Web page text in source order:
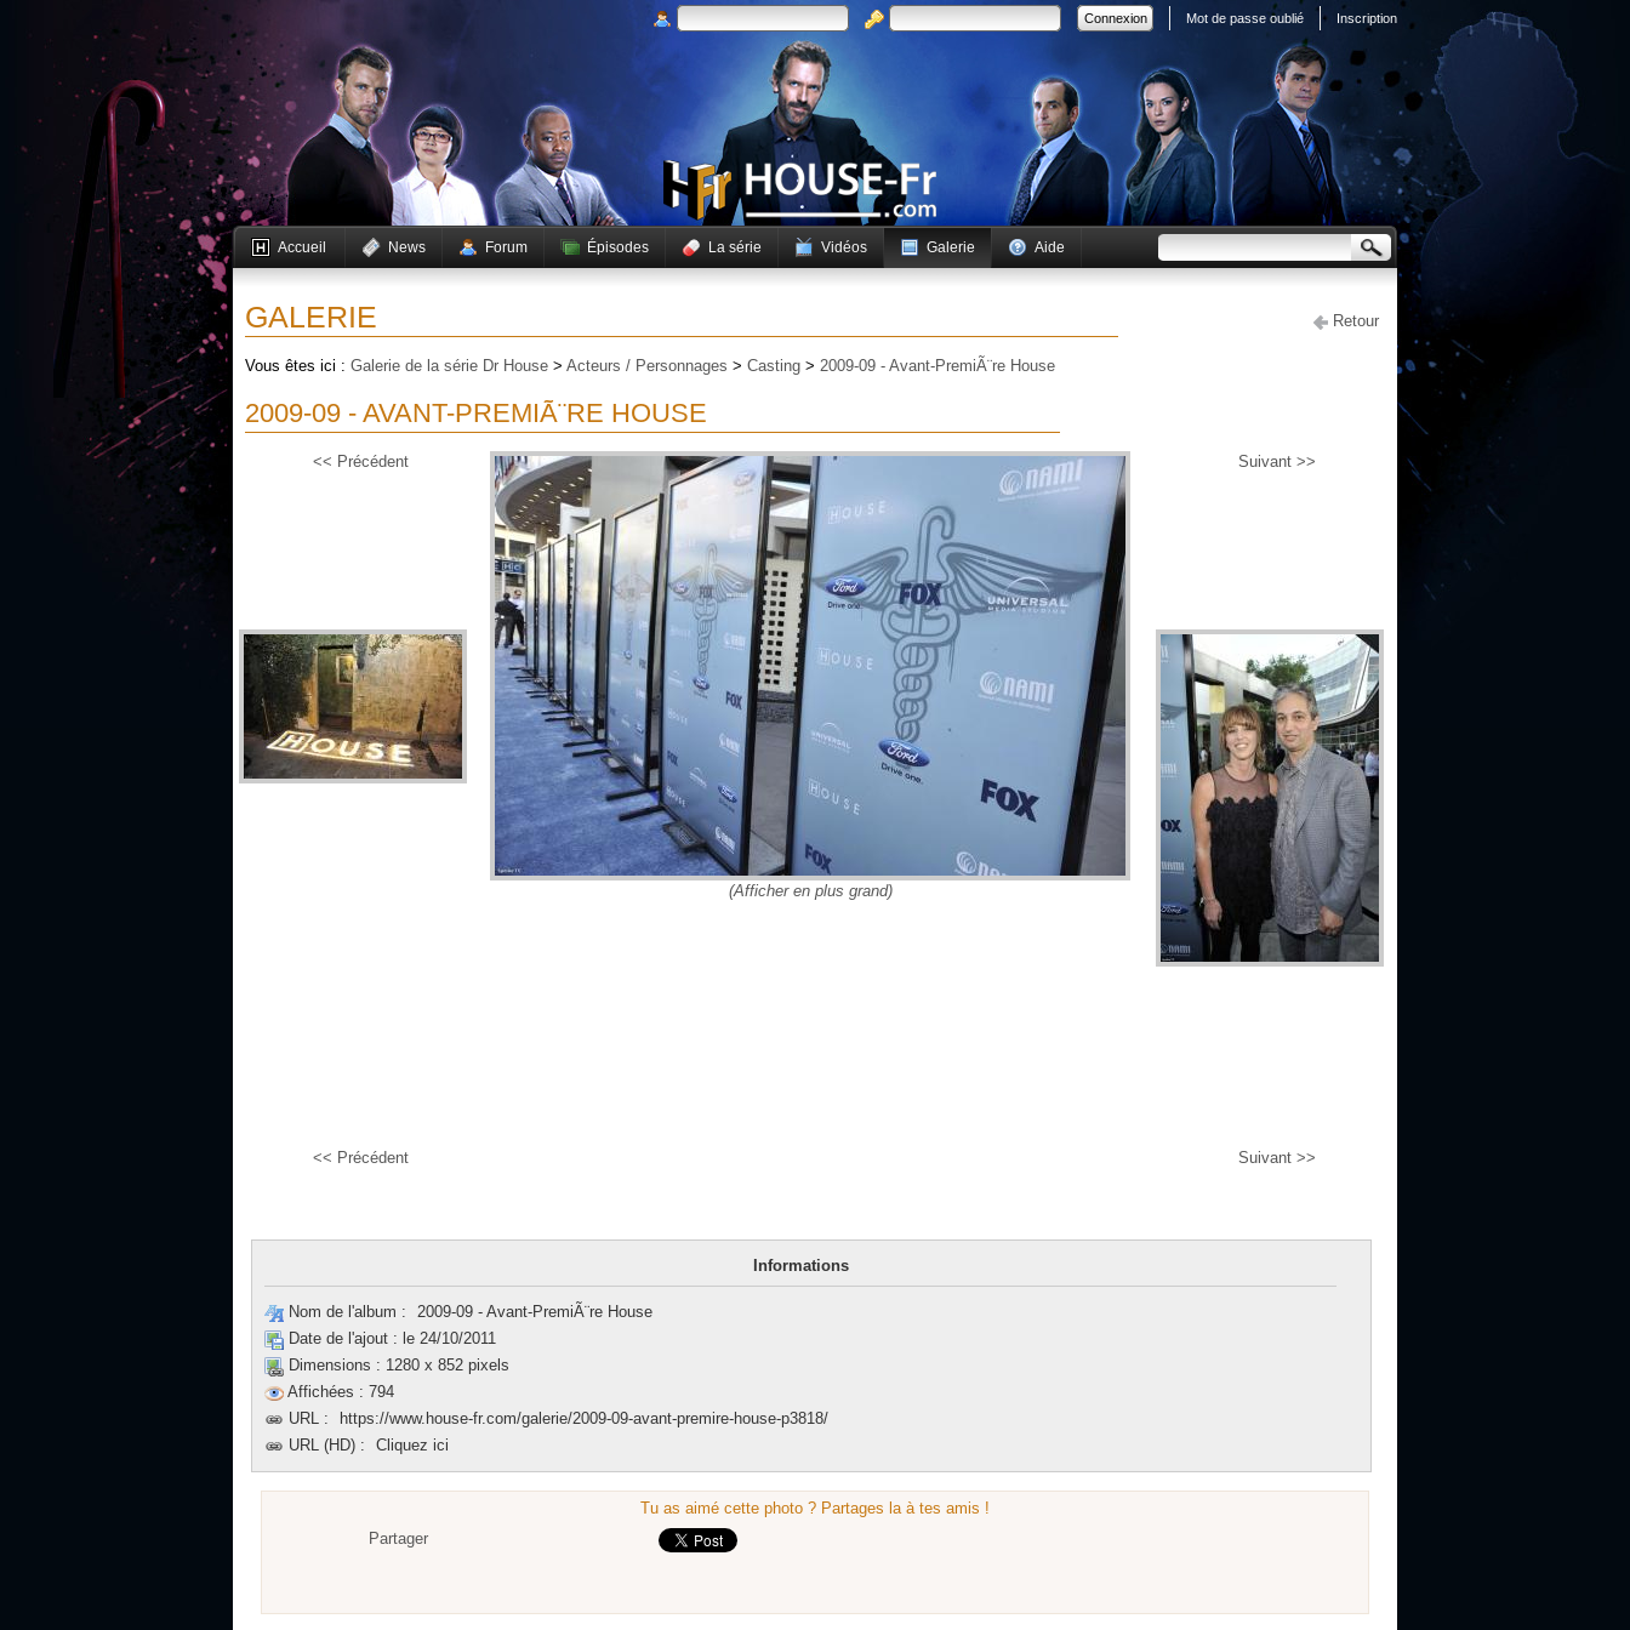
Inscription
Mot de passe oublié
Accueil News Forum Épisodes La série Vidéos Galerie Aide
Retour
GALERIE
Vous êtes ici : Galerie de la série Dr House > Acteurs / Personnages > Casting > 2009-09 - Avant-PremiÃ¨re House
2009-09 - AVANT-PREMIÃ¨RE HOUSE
<< Précédent
<< Précédent
(Afficher en plus grand)
Suivant >>
Suivant >>
Informations
Nom de l'album :
2009-09 - Avant-PremiÃ¨re House
Date de l'ajout : le 24/10/2011
Dimensions : 1280 x 852 pixels
Affichées : 794
URL :
https://www.house-fr.com/galerie/2009-09-avant-premire-house-p3818/
URL (HD) :
Cliquez ici
Tu as aimé cette photo ? Partages la à tes amis !
Partager